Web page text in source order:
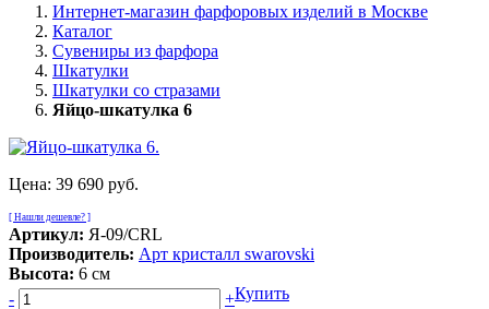
Интернет-магазин фарфоровых изделий в Москве
Каталог
Сувениры из фарфора
Шкатулки
Шкатулки со стразами
Яйцо-шкатулка 6
Цена: 39 690 руб.
[ Нашли дешевле? ]
Артикул: Я-09/CRL
Производитель: Арт кристалл swarovski
Высота: 6 см
-
+Купить